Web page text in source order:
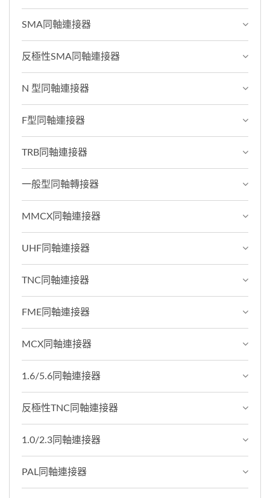
SMA同軸連接器
反極性SMA同軸連接器
N 型同軸連接器
F型同軸連接器
TRB同軸連接器
一般型同軸轉接器
MMCX同軸連接器
UHF同軸連接器
TNC同軸連接器
FME同軸連接器
MCX同軸連接器
1.6/5.6同軸連接器
反極性TNC同軸連接器
1.0/2.3同軸連接器
PAL同軸連接器